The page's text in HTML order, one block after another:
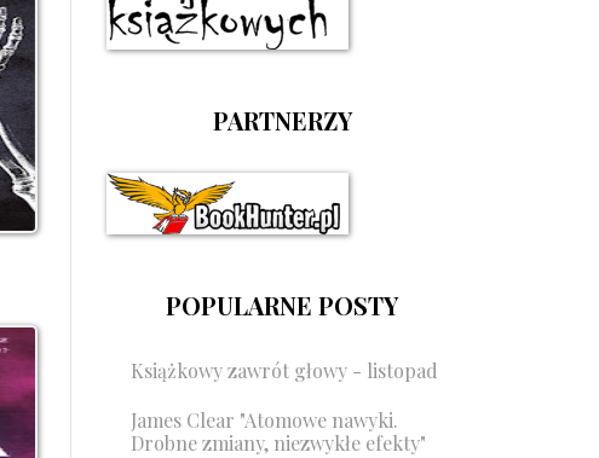
PARTNERZY
POPULARNE POSTY
Książkowy zawrót głowy - listopad
James Clear "Atomowe nawyki.
Drobne zmiany, niezwykłe efekty"